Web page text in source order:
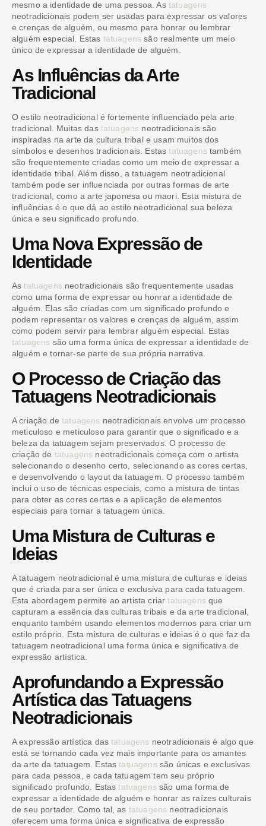
mesmo a identidade de uma pessoa. As tatuagens
neotradicionais podem ser usadas para expressar os valores
e crenças de alguém, ou mesmo para honrar ou lembrar
alguém especial. Estas tatuagens são realmente um meio
único de expressar a identidade de alguém.
As Influências da Arte
Tradicional
O estilo neotradicional é fortemente influenciado pela arte
tradicional. Muitas das tatuagens neotradicionais são
inspiradas na arte da cultura tribal e usam muitos dos
símbolos e desenhos tradicionais. Estastatuagens também
são frequentemente criadas como um meio de expressar a
identidade tribal. Além disso, a tatuagem neotradicional
também pode ser influenciada por outras formas de arte
tradicional, como a arte japonesa ou maori. Esta mistura de
influências é o que dá ao estilo neotradicional sua beleza
única e seu significado profundo.
Uma Nova Expressão de
Identidade
Astatuagens neotradicionais são frequentemente usadas
como uma forma de expressar ou honrar a identidade de
alguém. Elas são criadas com um significado profundo e
podem representar os valores e crenças de alguém, assim
como podem servir para lembrar alguém especial. Estas
tatuagens são uma forma única de expressar a identidade de
alguém e tornar-se parte de sua própria narrativa.
O Processo de Criação das
Tatuagens Neotradicionais
A criação detatuagens neotradicionais envolve um processo
meticuloso e meticuloso para garantir que o significado e a
beleza da tatuagem sejam preservados. O processo de
criação de tatuagens neotradicionais começa com o artista
selecionando o desenho certo, selecionando as cores certas,
e desenvolvendo o layout da tatuagem. O processo também
inclui o uso de técnicas especiais, como a mistura de tintas
para obter as cores certas e a aplicação de elementos
especiais para tornar a tatuagem única.
Uma Mistura de Culturas e
Ideias
A tatuagem neotradicional é uma mistura de culturas e ideias
que é criada para ser única e exclusiva para cada tatuagem.
Esta abordagem permite ao artista criartatuagens que
capturam a essência das culturas tribais e da arte tradicional,
enquanto também usando elementos modernos para criar um
estilo próprio. Esta mistura de culturas e ideias é o que faz da
tatuagem neotradicional uma forma única e significativa de
expressão artística.
Aprofundando a Expressão
Artística das Tatuagens
Neotradicionais
A expressão artística dastatuagens neotradicionais é algo que
está se tornando cada vez mais importante para os amantes
da arte da tatuagem. Estastatuagens são únicas e exclusivas
para cada pessoa, e cada tatuagem tem seu próprio
significado profundo. Estastatuagens são uma forma de
expressar a identidade de alguém e honrar as raízes culturais
de seu portador. Como tal, as tatuagens neotradicionais
oferecem uma forma única e significativa de expressão